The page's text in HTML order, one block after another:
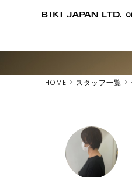
HOME スタッフ一覧